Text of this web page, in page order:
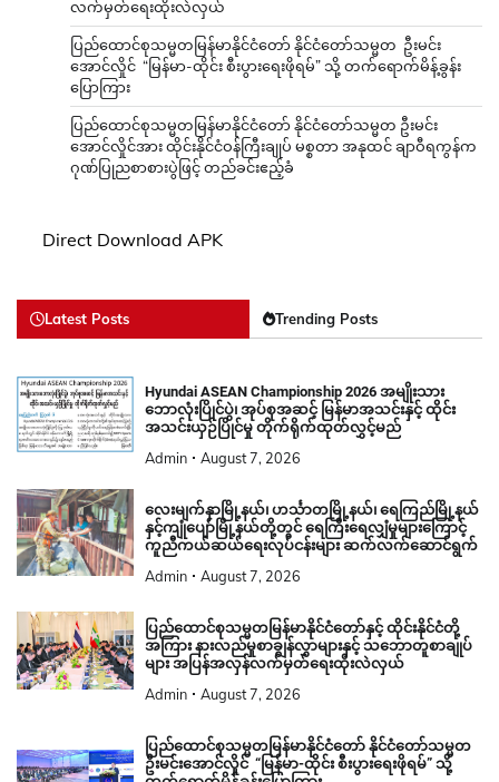
လက်မှတ်ရေးထိုးလဲလှယ်
ပြည်ထောင်စုသမ္မတမြန်မာနိုင်ငံတော် နိုင်ငံတော်သမ္မတ ဦးမင်း
အောင်လှိုင် “မြန်မာ-ထိုင်း စီးပွားရေးဖိုရမ်” သို့ တက်ရောက်မိန့်ခွန်း
ပြောကြား
ပြည်ထောင်စုသမ္မတမြန်မာနိုင်ငံတော် နိုင်ငံတော်သမ္မတ ဦးမင်း
အောင်လှိုင်အား ထိုင်းနိုင်ငံဝန်ကြီးချုပ် မစ္စတာ အနုထင် ချာဝီရကွန်က
ဂုဏ်ပြုညစာစားပွဲဖြင့် တည်ခင်းဧည့်ခံ
Direct Download APK
Latest Posts Trending Posts
Hyundai ASEAN Championship 2026 အမျိုးသား
ဘောလုံးပြိုင်ပွဲ၊ အုပ်စုအဆင့် မြန်မာအသင်းနှင့် ထိုင်း
အသင်းယှဉ်ပြိုင်မှု တိုက်ရိုက်ထုတ်လွှင့်မည်
Admin August 7, 2026
လေးမျက်နှာမြို့နယ်၊ ဟင်္သာတမြို့နယ်၊ ရေကြည်မြို့နယ်
နှင့်ကျုံပျော်မြို့နယ်တို့တွင် ရေကြီးရေလျှံမှုများကြောင့်
ကူညီကယ်ဆယ်ရေးလုပ်ငန်းများ ဆက်လက်ဆောင်ရွက်
Admin August 7, 2026
ပြည်ထောင်စုသမ္မတမြန်မာနိုင်ငံတော်နှင့် ထိုင်းနိုင်ငံတို့
အကြား နားလည်မှုစာချွန်လွှာများနှင့် သဘောတူစာချုပ်
များ အပြန်အလှန်လက်မှတ်ရေးထိုးလဲလှယ်
Admin August 7, 2026
ပြည်ထောင်စုသမ္မတမြန်မာနိုင်ငံတော် နိုင်ငံတော်သမ္မတ
ဦးမင်းအောင်လှိုင် “မြန်မာ-ထိုင်း စီးပွားရေးဖိုရမ်” သို့